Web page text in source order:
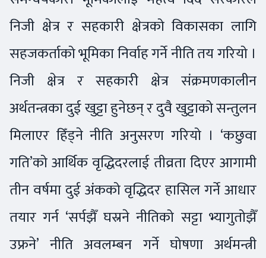
निजी क्षेत्र र सहकारी क्षेत्रको विकासका लागि
सहजकर्ताको भूमिका निर्वाह गर्ने नीति तय गरियो ।
निजी क्षेत्र र सहकारी क्षेत्र संक्रमणकालीन
अर्थतन्त्रका दुई खुट्टा हुनेछन् र दुवै खुट्टाको सन्तुलन
मिलाएर हिँड्ने नीति अनुसरण गरियो । ‘कछुवा
गति’को आर्थिक वृद्धिदरलाई तीव्रता दिएर आगामी
तीन वर्षमा दुई अंकको वृद्धिदर हासिल गर्ने आधार
तयार गर्न ‘सर्पझैँ घस्रने नीतिको सट्टा भ्यागुतोझैँ
उफ्रने’ नीति अवलम्बन गर्ने घोषणा अर्थमन्त्री